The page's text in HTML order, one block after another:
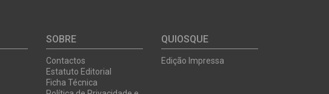
SOBRE
Contactos
Estatuto Editorial
Ficha Técnica
QUIOSQUE
Edição Impressa